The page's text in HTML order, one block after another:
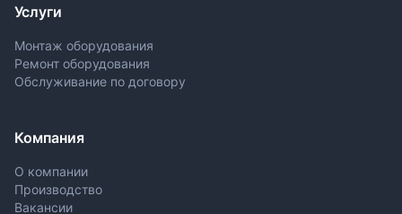
Услуги
Монтаж оборудования
Ремонт оборудования
Обслуживание по договору
Компания
О компании
Производство
Вакансии